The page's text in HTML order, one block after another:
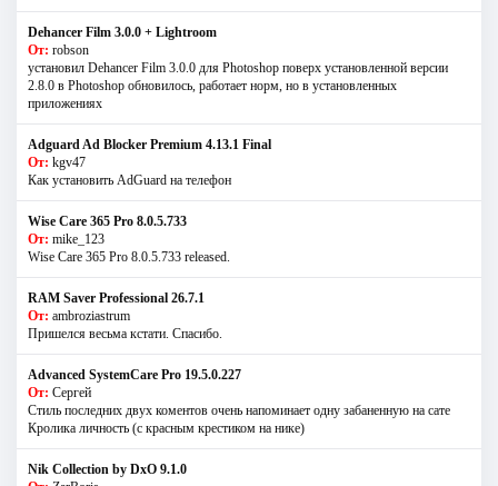
Dehancer Film 3.0.0 + Lightroom
От: robson
установил Dehancer Film 3.0.0 для Photoshop поверх установленной версии
2.8.0 в Photoshop обновилось, работает норм, но в установленных
приложениях
Adguard Ad Blocker Premium 4.13.1 Final
От: kgv47
Как установить AdGuard на телефон
Wise Care 365 Pro 8.0.5.733
От: mike_123
Wise Care 365 Pro 8.0.5.733 released.
RAM Saver Professional 26.7.1
От: ambroziastrum
Пришелся весьма кстати. Спасибо.
Advanced SystemCare Pro 19.5.0.227
От: Сергей
Стиль последних двух коментов очень напоминает одну забаненную на сате
Кролика личность (с красным крестиком на нике)
Nik Collection by DxO 9.1.0